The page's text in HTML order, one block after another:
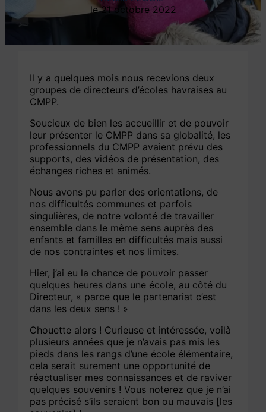
21 octobre 2022
Il y a quelques mois nous recevions deux
groupes de directeurs d’écoles havraises au
CMPP.
Soucieux de bien les accueillir et de pouvoir
leur présenter le CMPP dans sa globalité, les
professionnels du CMPP avaient prévu des
supports, des vidéos de présentation, des
échanges riches et animés.
Nous avons pu parler des orientations, de
nos difficultés communes et parfois
singulières, de notre volonté de travailler
ensemble dans le même sens auprès des
enfants et familles en difficultés mais aussi
de nos contraintes et nos limites.
Hier, j’ai eu la chance de pouvoir passer
quelques heures dans une école, au côté du
Directeur, « parce que le partenariat c’est
dans les deux sens ! »
Chouette alors ! Curieuse et intéressée, voilà
plusieurs années que je n’avais pas mis les
pieds dans les rangs d’une école élémentaire,
cela serait surement une opportunité de
réactualiser mes connaissances et de raviver
quelques souvenirs ! Vous noterez que je n’ai
pas précisé s’ils seraient bon ou mauvais [les